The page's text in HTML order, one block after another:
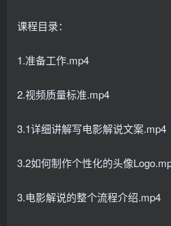
课程目录：
1.准备工作.mp4
2.视频质量标准.mp4
3.1详细讲解写电影解说文案.mp4
3.2如何制作个性化的头像
3.电影解说的整个流程介绍.mp4